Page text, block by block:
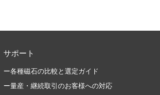
サポート
ー各種磁石の比較と選定ガイド
ー量産・継続取引のお客様への対応